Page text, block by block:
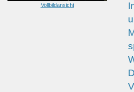
Vollbildansicht